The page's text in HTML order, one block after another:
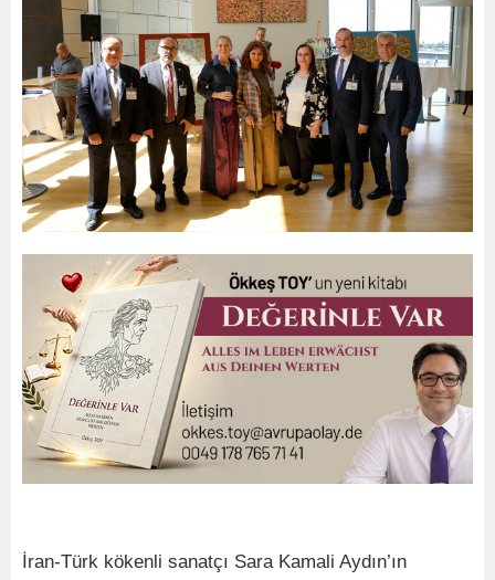
İran-Türk kökenli sanatçı Sara Kamali Aydın’ın